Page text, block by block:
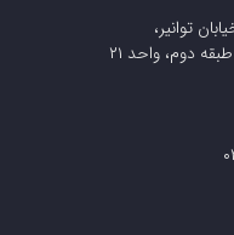
توانیر،